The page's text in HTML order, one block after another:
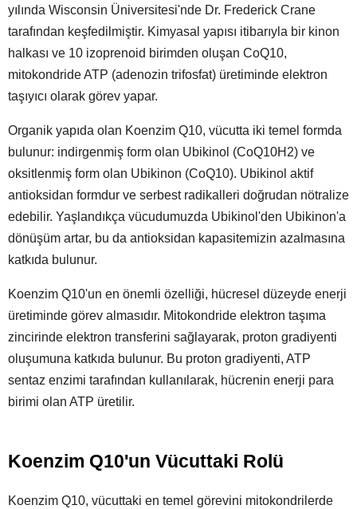
yılında Wisconsin Üniversitesi'nde Dr. Frederick Crane
tarafından keşfedilmiştir. Kimyasal yapısı itibarıyla bir kinon
halkası ve 10 izoprenoid birimden oluşan CoQ10,
mitokondride ATP (adenozin trifosfat) üretiminde elektron
taşıyıcı olarak görev yapar.
Organik yapıda olan Koenzim Q10, vücutta iki temel formda
bulunur: indirgenmiş form olan Ubikinol (CoQ10H2) ve
oksitlenmiş form olan Ubikinon (CoQ10). Ubikinol aktif
antioksidan formdur ve serbest radikalleri doğrudan nötralize
edebilir. Yaşlandıkça vücudumuzda Ubikinol'den Ubikinon'a
dönüşüm artar, bu da antioksidan kapasitemizin azalmasına
katkıda bulunur.
Koenzim Q10'un en önemli özelliği, hücresel düzeyde enerji
üretiminde görev almasıdır. Mitokondride elektron taşıma
zincirinde elektron transferini sağlayarak, proton gradiyenti
oluşumuna katkıda bulunur. Bu proton gradiyenti, ATP
sentaz enzimi tarafından kullanılarak, hücrenin enerji para
birimi olan ATP üretilir.
Koenzim Q10'un Vücuttaki Rolü
Koenzim Q10, vücuttaki en temel görevini mitokondrilerde